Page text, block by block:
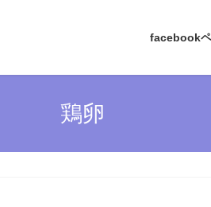
facebook
鶏卵